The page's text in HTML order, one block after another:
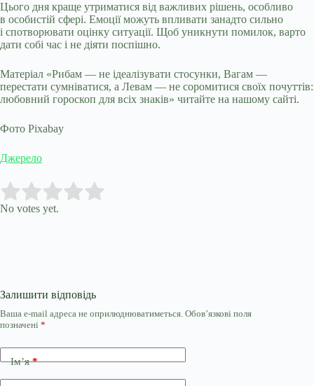
Цього дня краще утриматися від важливих рішень, особливо
в особистій сфері. Емоції можуть впливати занадто сильно
і спотворювати оцінку ситуації. Щоб уникнути помилок, варто
дати собі час і не діяти поспішно.
Матеріал «Рибам — не ідеалізувати стосунки, Вагам —
перестати сумніватися, а Левам — не соромитися своїх почуттів:
любовний гороскоп для всіх знаків» читайте на нашому сайті.
Фото Pixabay
Джерело
Rate this item:
No votes yet.
Залишити відповідь
Ваша e-mail адреса не оприлюднюватиметься. Обов’язкові поля
позначені *
Ім’я*